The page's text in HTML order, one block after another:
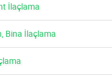
İlaçlama
Bina İlaçlama